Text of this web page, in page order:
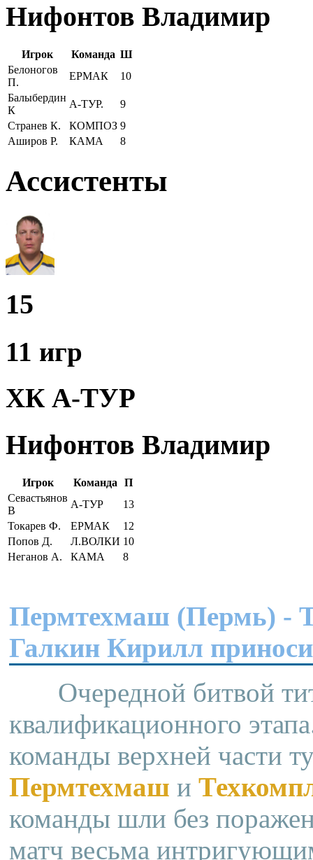
Нифонтов Владимир
Игрок Команда Ш
Белоногов
П.
ЕРМАК
10
Балыбердин
К
А-ТУР.
9
Странев К.
КОМПОЗ 9
Аширов Р.
КАМА 8
Ассистенты
15
11 игр
ХК А-ТУР
Нифонтов Владимир
Игрок Команда
П
Севастьянов
В
А-ТУР
13
Токарев Ф.
ЕРМАК
12
Попов Д.
Л.ВОЛКИ 10
Неганов А.
КАМА 8
Пермтехмаш (Пермь) -
Галкин Кирилл
Очередной битвой
квалификационного
команды верхней части
Пермтехмаш и
команды шли без
матч весьма